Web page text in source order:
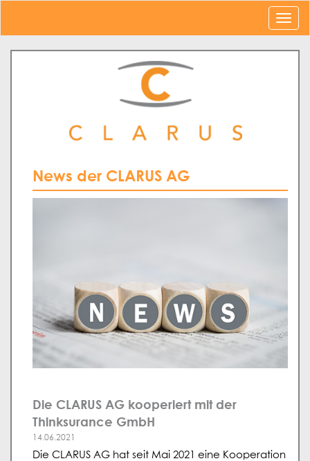
News der CLARUS AG
Die CLARUS AG kooperiert mit der
Thinksurance GmbH
14.06.2021
Die CLARUS AG hat seit Mai 2021 eine Kooperation